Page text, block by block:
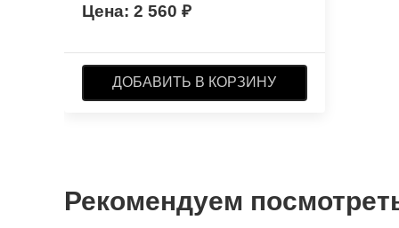
2 560
ДОБАВИТЬ В КОРЗИНУ
Рекомендуем